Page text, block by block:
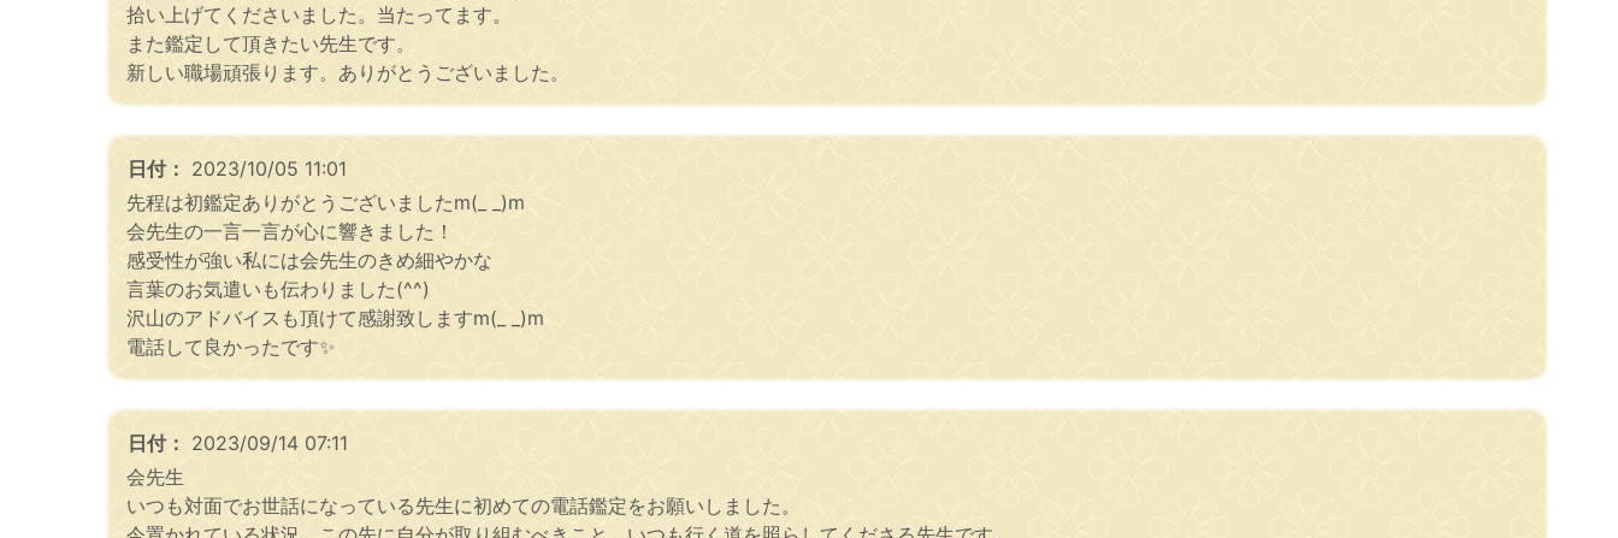
拾い上げてくださいました。当たってます。
また鑑定して頂きたい先生です。
新しい職場頑張ります。ありがとうございました。
日付： 2023/10/05 11:01
先程は初鑑定ありがとうございましたm(_ _)m
会先生の一言一言が心に響きました！
感受性が強い私には会先生のきめ細やかな
言葉のお気遣いも伝わりました(^^)
沢山のアドバイスも頂けて感謝致しますm(_ _)m
電話して良かったです✨
日付： 2023/09/14 07:11
会先生
いつも対面でお世話になっている先生に初めての電話鑑定をお願いしました。